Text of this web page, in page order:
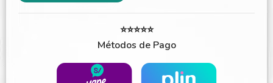
⭐⭐⭐⭐⭐
Métodos de Pago